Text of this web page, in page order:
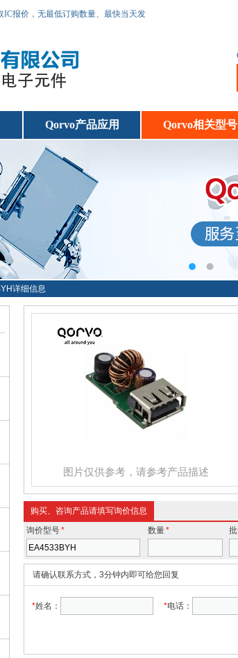
报价，无最低订购数量、最快当天发
Qorvo产品应用 Qorvo相关型号
详细信息
图片仅供参考，请参考产品描述
购买、咨询产品请填写询价信息
询价型号* 数量*
请确认联系方式，3分钟内即可给您回复
*姓名： *电话：